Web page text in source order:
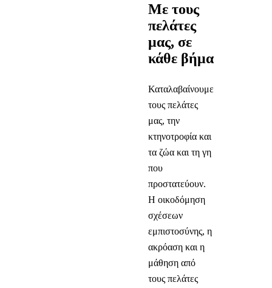
Με τους
πελάτες
μας, σε
κάθε βήμα
Καταλαβαίνουμε
τους πελάτες
μας, την
κτηνοτροφία και
τα ζώα και τη γη
που
προστατεύουν.
Η οικοδόμηση
σχέσεων
εμπιστοσύνης, η
ακρόαση και η
μάθηση από
τους πελάτες